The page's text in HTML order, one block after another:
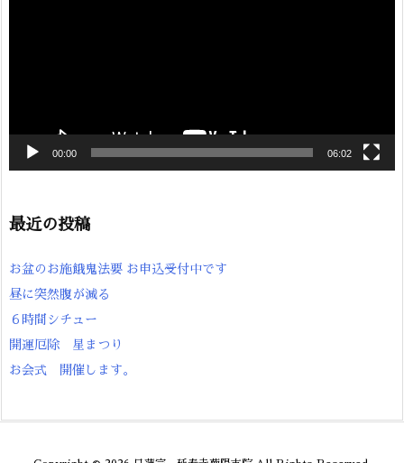
00:00 06:02
最近の投稿
お盆のお施餓鬼法要 お申込受付中です
昼に突然腹が減る
６時間シチュー
開運厄除 星まつり
お会式 開催します。